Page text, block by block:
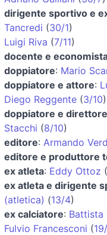
dirigente sportivo e
Tancredi (30/1)
Luigi Riva (7/11)
docente e
doppiatore: Mario
doppiatore e attore:
Diego Reggente (3/10)
doppiatore e
Stacchi (8/10)
editore: Armando
editore e produttore
ex atleta: Eddy Ottoz (
ex atleta e dirigente
(atletica) (13/4)
ex calciatore: Battista
Fulvio Francesconi (